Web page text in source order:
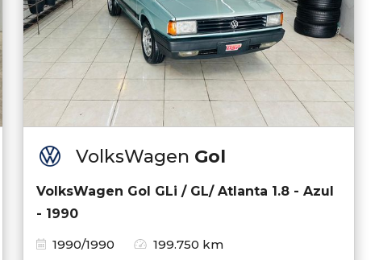
VolksWagen Gol
VolksWagen Gol GLi / GL/ Atlanta 1.8 - Azul
- 1990
1990/1990
199.750 km